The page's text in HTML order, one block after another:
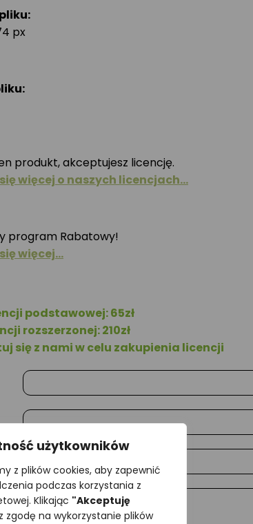
użytkowników
z plików cookies, aby zapewnić
podczas korzystania z
Klikając "Akceptuję
zgodę na wykorzystanie plików
px
produkt, akceptujesz licencję.
więcej o naszych licencjach…
program Rabatowy!
więcej…
podstawowej: 65zł
rozszerzonej: 210zł
się z nami w celu zakupienia licencji